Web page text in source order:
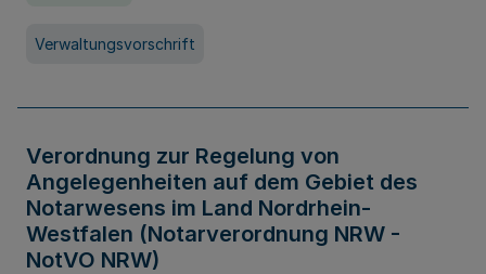
Verwaltungsvorschrift
Verordnung zur Regelung von
Angelegenheiten auf dem Gebiet des
Notarwesens im Land Nordrhein-
Westfalen (Notarverordnung NRW -
NotVO NRW)